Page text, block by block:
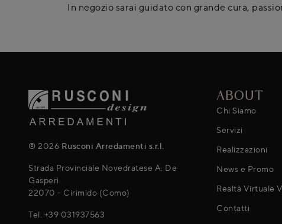
In negozio sarai guidato con grande cura,
® 2026 Rusconi Arredamenti s.r.l.
Strada Provinciale Novedratese A. De
Gasperi
22070 - Cirimido (Como)
Tel. +39 031937563
ABOUT
Chi Siamo
Servizi
Realizzazioni
News e Promo
Realtà Virtuale
Contatti